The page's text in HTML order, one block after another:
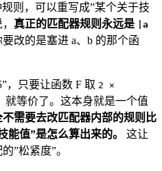
则，可以重写成”某个关于技
真正的匹配器规则永远是
|a
要改的是塞进 a、b 的那个函
，只要让函数 F 取 2 ×
就等价了。这本身就是一个值
不需要去改匹配器内部的规则比
能值”是怎么算出来的。
这让
”松紧度”。